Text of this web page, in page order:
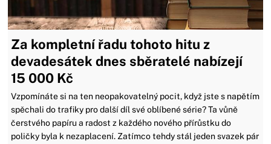
Za kompletní řadu tohoto hitu z
devadesátek dnes sběratelé nabízejí
15 000 Kč
Vzpomínáte si na ten neopakovatelný pocit, když jste s napětím
spěchali do trafiky pro další díl své oblíbené série? Ta vůně
čerstvého papíru a radost z každého nového přírůstku do
poličky byla k nezaplacení. Zatímco tehdy stál jeden svazek pár